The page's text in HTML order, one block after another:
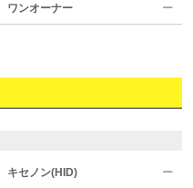
ワンオーナー ー
キセノン(HID) ー